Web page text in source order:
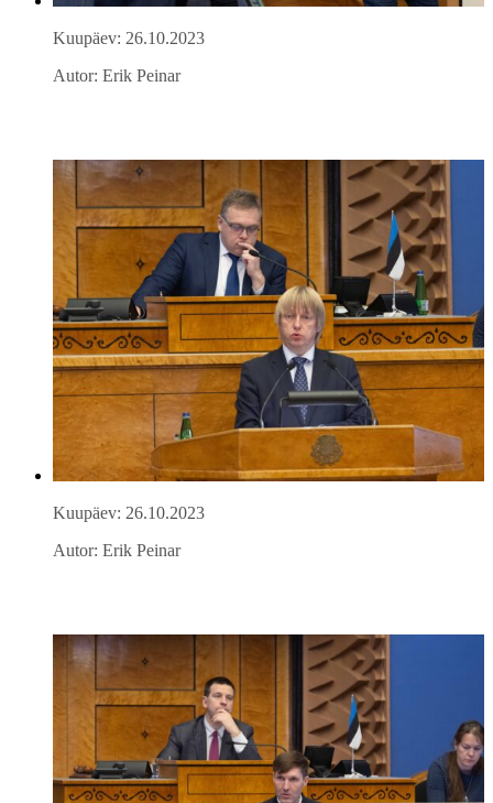
Kuupäev: 26.10.2023
Autor: Erik Peinar
Kuupäev: 26.10.2023
Autor: Erik Peinar